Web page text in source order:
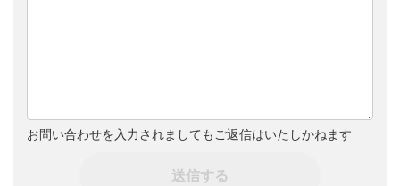
お問い合わせを入力されましてもご返信はいたしかねます
送信する